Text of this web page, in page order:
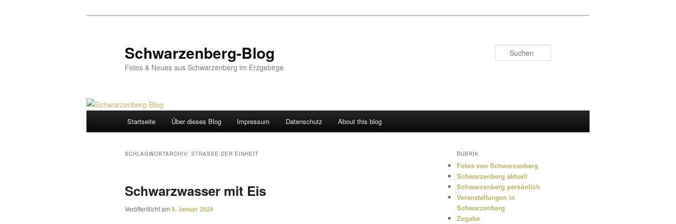
Schwarzenberg-Blog
Fotos & Neues aus Schwarzenberg im Erzgebirge
Startseite Über dieses Blog Impressum Datenschutz About this blog
SCHLAGWORTARCHIV: STRASSE DER EINHEIT
Schwarzwasser mit Eis
Veröffentlicht am 9. Januar 2026
RUBRIK
Fotos von Schwarzenberg
Schwarzenberg aktuell
Schwarzenberg persönlich
Veranstaltungen in
Schwarzenberg
Zugabe